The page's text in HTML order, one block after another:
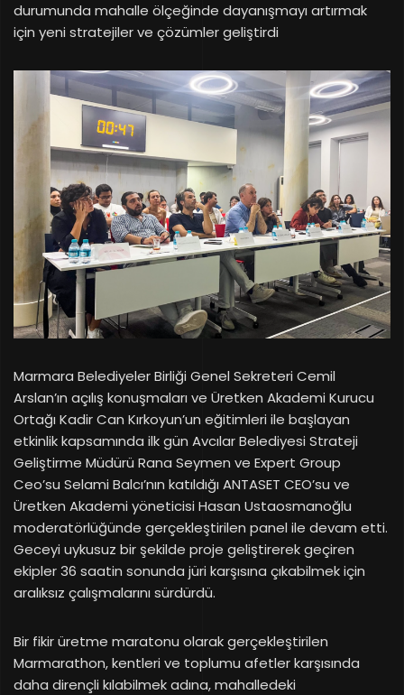
durumunda mahalle ölçeğinde dayanışmayı artırmak
için yeni stratejiler ve çözümler geliştirdi
Marmara Belediyeler Birliği Genel Sekreteri Cemil
Arslan’ın açılış konuşmaları ve Üretken Akademi Kurucu
Ortağı Kadir Can Kırkoyun’un eğitimleri ile başlayan
etkinlik kapsamında ilk gün Avcılar Belediyesi Strateji
Geliştirme Müdürü Rana Seymen ve Expert Group
Ceo’su Selami Balcı’nın katıldığı ANTASET CEO’su ve
Üretken Akademi yöneticisi Hasan Ustaosmanoğlu
moderatörlüğünde gerçekleştirilen panel ile devam etti.
Geceyi uykusuz bir şekilde proje geliştirerek geçiren
ekipler 36 saatin sonunda jüri karşısına çıkabilmek için
aralıksız çalışmalarını sürdürdü.
Bir fikir üretme maratonu olarak gerçekleştirilen
Marmarathon, kentleri ve toplumu afetler karşısında
daha dirençli kılabilmek adına, mahalledeki